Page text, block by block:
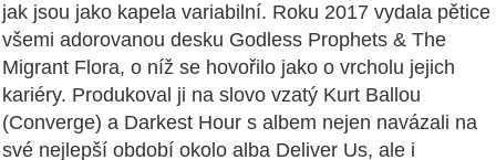
jak jsou jako kapela variabilní. Roku 2017 vydala pětice
všemi adorovanou desku Godless Prophets & The
Migrant Flora, o níž se hovořilo jako o vrcholu jejich
kariéry. Produkoval ji na slovo vzatý Kurt Ballou
(Converge) a Darkest Hour s albem nejen navázali na
své nejlepší období okolo alba Deliver Us, ale i